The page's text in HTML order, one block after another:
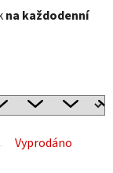
na každodenní
Vyprodáno